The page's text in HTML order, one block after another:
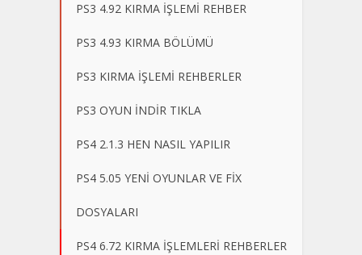
PS3 4.92 KIRMA İŞLEMİ REHBER
PS3 4.93 KIRMA BÖLÜMÜ
PS3 KIRMA İŞLEMİ REHBERLER
PS3 OYUN İNDİR TIKLA
PS4 2.1.3 HEN NASIL YAPILIR
PS4 5.05 YENİ OYUNLAR VE FİX
DOSYALARI
PS4 6.72 KIRMA İŞLEMLERİ REHBERLER